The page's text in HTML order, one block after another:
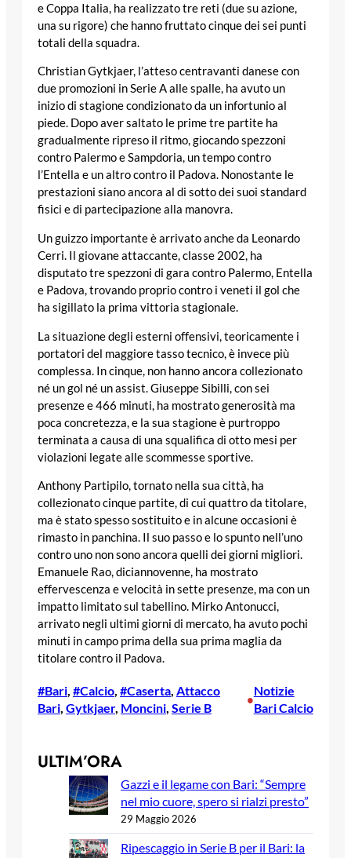
e Coppa Italia, ha realizzato tre reti (due su azione,
una su rigore) che hanno fruttato cinque dei sei punti
totali della squadra.
Christian Gytkjaer, l’atteso centravanti danese con
due promozioni in Serie A alle spalle, ha avuto un
inizio di stagione condizionato da un infortunio al
piede. Dopo aver saltato le prime tre partite ha
gradualmente ripreso il ritmo, giocando spezzoni
contro Palermo e Sampdoria, un tempo contro
l’Entella e un altro contro il Padova. Nonostante le
prestazioni siano ancora al di sotto dei suoi standard
fisici e di partecipazione alla manovra.
Un guizzo importante è arrivato anche da Leonardo
Cerri. Il giovane attaccante, classe 2002, ha
disputato tre spezzoni di gara contro Palermo, Entella
e Padova, trovando proprio contro i veneti il gol che
ha sigillato la prima vittoria stagionale.
La situazione degli esterni offensivi, teoricamente i
portatori del maggiore tasso tecnico, è invece più
complessa. In cinque, non hanno ancora collezionato
né un gol né un assist. Giuseppe Sibilli, con sei
presenze e 466 minuti, ha mostrato generosità ma
poca concretezza, e la sua stagione è purtroppo
terminata a causa di una squalifica di otto mesi per
violazioni legate alle scommesse sportive.
Anthony Partipilo, tornato nella sua città, ha
collezionato cinque partite, di cui quattro da titolare,
ma è stato spesso sostituito e in alcune occasioni è
rimasto in panchina. Il suo passo e lo spunto nell’uno
contro uno non sono ancora quelli dei giorni migliori.
Emanuele Rao, diciannovenne, ha mostrato
effervescenza e velocità in sette presenze, ma con un
impatto limitato sul tabellino. Mirko Antonucci,
arrivato negli ultimi giorni di mercato, ha avuto pochi
minuti in campo prima della sua prima maglia da
titolare contro il Padova.
#Bari #Calcio #Caserta Attacco
Bari Gytkjaer, Moncini Serie B
•
Notizie
Bari Calcio
ULTIM’ORA
Gazzi e il legame con Bari: “Sempre
nel mio cuore, spero si rialzi presto”
29 Maggio 2026
Ripescaggio in Serie B per il Bari: la